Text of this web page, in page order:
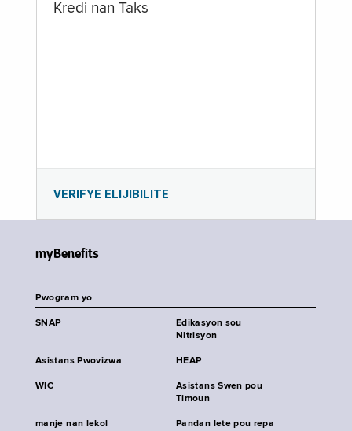
Kredi nan Taks
VERIFYE ELIJIBILITE
myBenefits
Pwogram yo
SNAP
Edikasyon sou
Nitrisyon
Asistans Pwovizwa HEAP
WIC
Asistans Swen pou
Timoun
manje nan lekol
Pandan lete pou repa